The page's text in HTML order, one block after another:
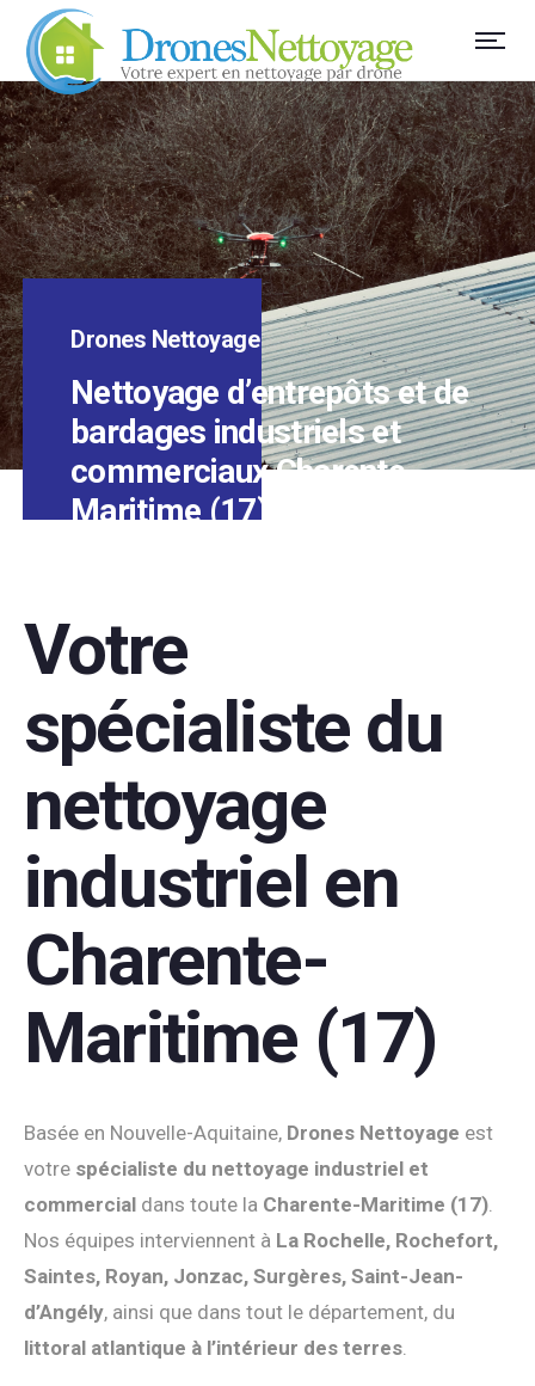
Drones Nettoyage
Nettoyage d’entrepôts et de
bardages industriels et
commerciaux Charente-
Maritime (17)
Votre
spécialiste du
nettoyage
industriel en
Charente-
Maritime (17)
Basée en Nouvelle-Aquitaine, Drones Nettoyage est
votre spécialiste du nettoyage industriel et
commercial dans toute la Charente-Maritime (17).
Nos équipes interviennent à La Rochelle, Rochefort,
Saintes, Royan, Jonzac, Surgères, Saint-Jean-
d’Angély, ainsi que dans tout le département, du
littoral atlantique à l’intérieur des terres.